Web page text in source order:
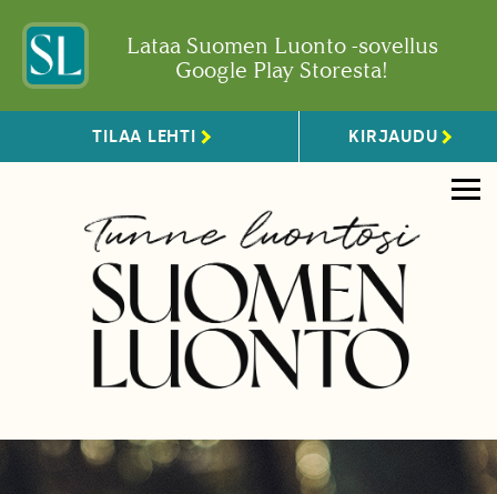
Lataa Suomen Luonto -sovellus
Google Play Storesta!
TILAA LEHTI KIRJAUDU